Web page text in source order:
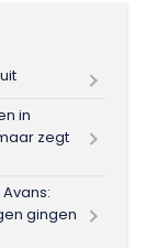
in
zegt
gingen